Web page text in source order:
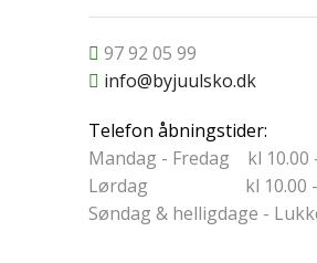
97 92 05 99
info@byjuulsko.dk
Telefon åbningstider:
Mandag - Fredag kl 10.00
Lørdag kl 10.00 -
Søndag & helligdage -